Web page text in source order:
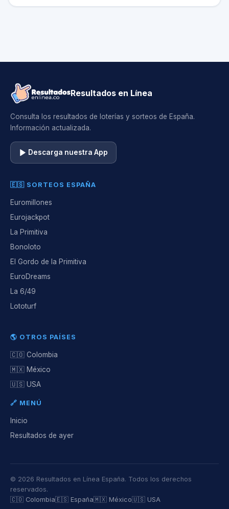
Resultados en Línea
Consulta los resultados de loterías y sorteos de España.
Información actualizada.
Descarga nuestra App
🇪🇸 SORTEOS ESPAÑA
Euromillones
Eurojackpot
La Primitiva
Bonoloto
El Gordo de la Primitiva
EuroDreams
La 6/49
Lototurf
🌎 OTROS PAÍSES
🇨🇴 Colombia
🇲🇽 México
🇺🇸 USA
🔗 MENÚ
Inicio
Resultados de ayer
© 2026 Resultados en Línea España. Todos los derechos
reservados.
🇨🇴 Colombia🇪🇸 España🇲🇽 México🇺🇸 USA